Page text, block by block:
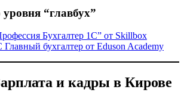
“главбух”
Бухгалтер 1С” от Skillbox
Главный бухгалтер от Eduson Academy
и кадры в Кирове